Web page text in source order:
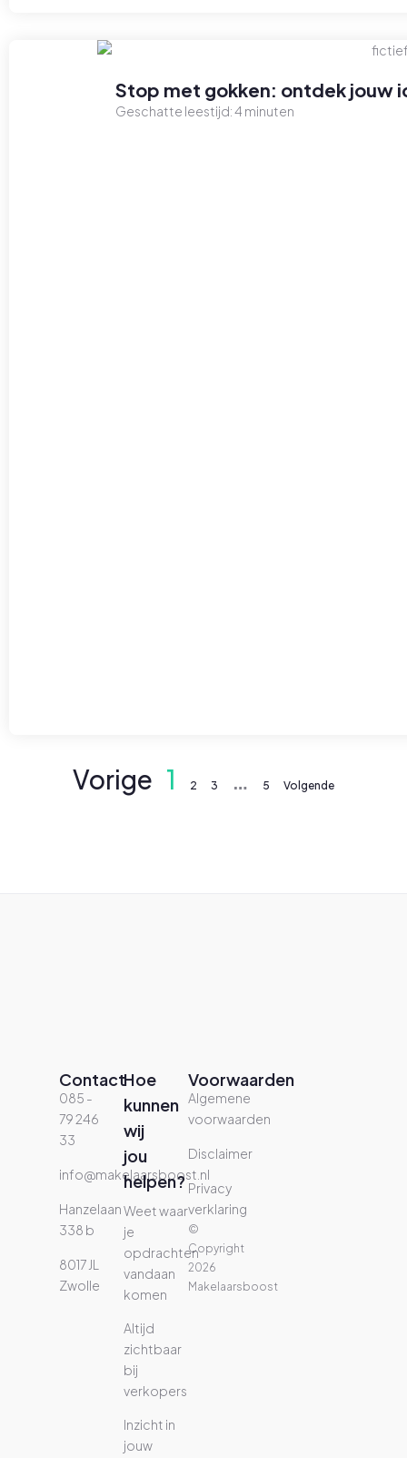
Stop met gokken: ontdek jouw
Geschatte leestijd:4 minuten
Vorige 1 2 3 … 5 Volgende
Contact
085 -
79 246
33
info@makelaarsboost.nl
Hanzelaan
338 b
8017 JL
Zwolle
Hoe
kunnen
wij
jou
helpen?
Weet waar
je
opdrachten
vandaan
komen
Altijd
zichtbaar
bij
verkopers
Inzicht in
jouw
Voorwaarden
Algemene
voorwaarden
Disclaimer
Privacy
verklaring
©
Copyright
2026
Makelaarsboost